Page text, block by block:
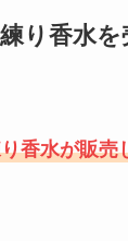
り香水
香水が販売